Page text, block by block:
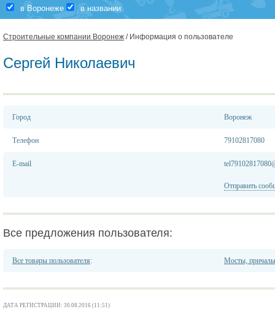
в Воронеже в названии
Строительные компании Воронеж / Информация о пользователе
Сергей Николаевич
Город Воронеж
Телефон 79102817080
E-mail
Отправить
Все предложения пользователя:
Все товары пользователя: Мосты,
ДАТА РЕГИСТРАЦИИ: 30.08.2016 (11:51)